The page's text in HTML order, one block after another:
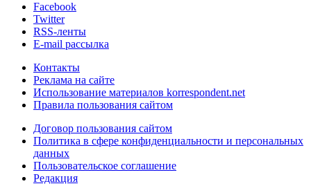
Facebook
Twitter
RSS-ленты
E-mail рассылка
Контакты
Реклама на сайте
Использование материалов korrespondent.net
Правила пользования сайтом
Договор пользования сайтом
Политика в сфере конфиденциальности и персональных
данных
Пользовательское соглашение
Редакция